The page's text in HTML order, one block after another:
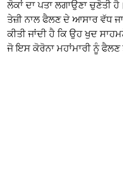
ਲੋਕਾਂ ਦਾ ਪਤਾ ਲਗਾਉਣਾ ਚੁਣੋਤੀ
ਤੇਜ਼ੀ ਨਾਲ ਫੈਲਣ ਦੇ ਆਸਾਰ ਵੱਧ
ਕੀਤੀ ਜਾਂਦੀ ਹੈ ਕਿ ਉਹ ਖੁਦ
ਜੋ ਇਸ ਕੋਰੋਨਾ ਮਹਾਂਮਾਰੀ ਨੂੰ